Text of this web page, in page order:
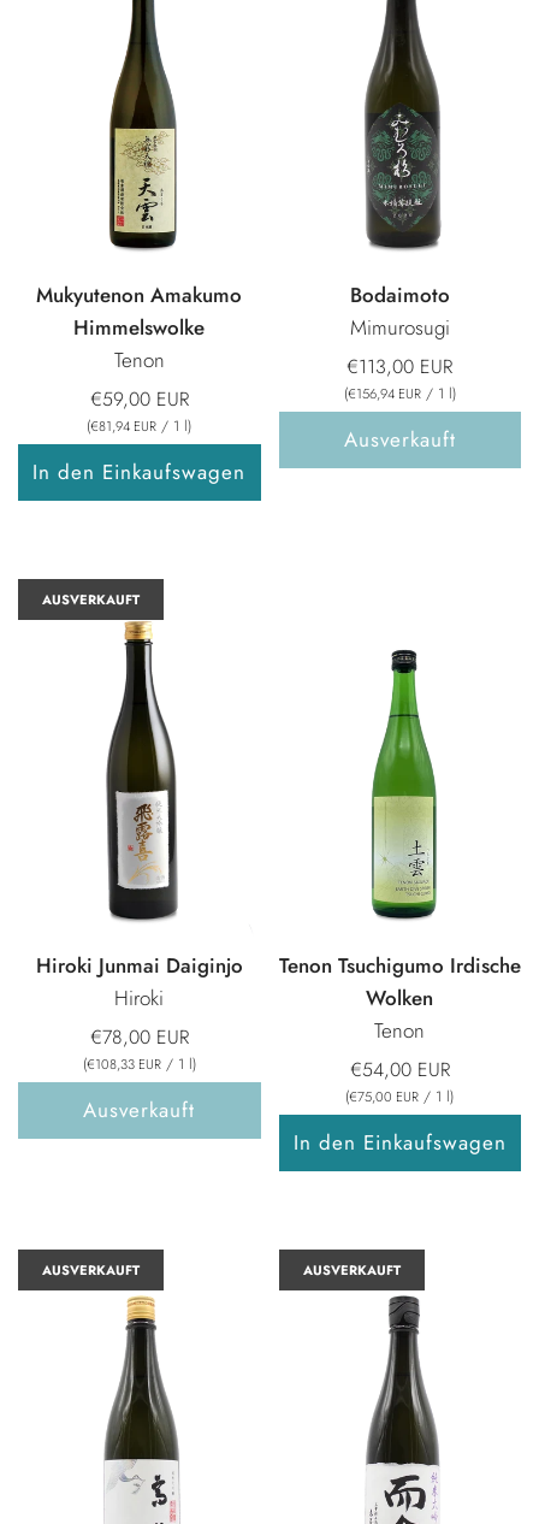
Mukyutenon Amakumo
Himmelswolke
Tenon
€59,00 EUR
(€81,94 EUR / 1 l)
In den Einkaufswagen
Bodaimoto
Mimurosugi
€113,00 EUR
(€156,94 EUR / 1 l)
Ausverkauft
AUSVERKAUFT
Hiroki Junmai Daiginjo
Hiroki
€78,00 EUR
(€108,33 EUR / 1 l)
Ausverkauft
Tenon Tsuchigumo Irdische
Wolken
Tenon
€54,00 EUR
(€75,00 EUR / 1 l)
In den Einkaufswagen
AUSVERKAUFT AUSVERKAUFT